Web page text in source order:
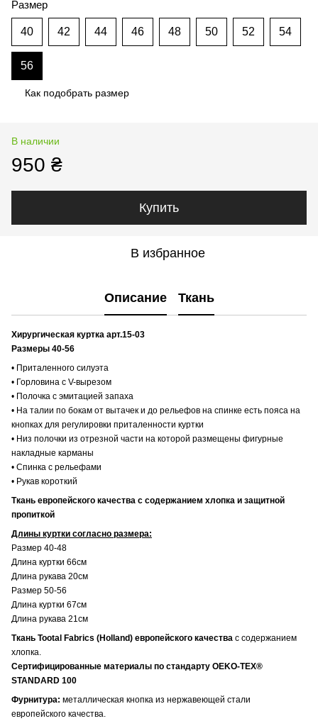
Размер
40 42 44 46 48 50 52 54
56
Как подобрать размер
В наличии
950 ₴
Купить
В избранное
Описание Ткань
Хирургическая куртка арт.15-03
Размеры 40-56
• Приталенного силуэта
• Горловина с V-вырезом
• Полочка с эмитацией запаха
• На талии по бокам от вытачек и до рельефов на спинке есть пояса на
кнопках для регулировки приталенности куртки
• Низ полочки из отрезной части на которой размещены фигурные
накладные карманы
• Спинка с рельефами
• Рукав короткий
Ткань европейского качества с содержанием хлопка и защитной
пропиткой
Длины куртки согласно размера:
Размер 40-48
Длина куртки 66см
Длина рукава 20см
Размер 50-56
Длина куртки 67см
Длина рукава 21см
Ткань Tootal Fabrics (Holland) европейского качества с содержанием
хлопка.
Сертифицированные материалы по стандарту OEKO-TEX®
STANDARD 100
Фурнитура: металлическая кнопка из нержавеющей стали
европейского качества.